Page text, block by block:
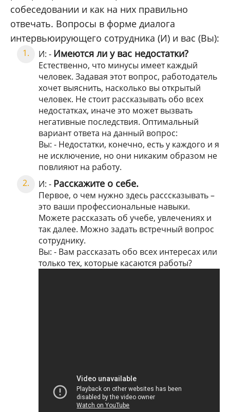
собеседовании и как на них правильно
отвечать. Вопросы в форме диалога
интервьюирующего сотрудника (И) и вас (Вы):
И: - Имеются ли у вас недостатки?
Естественно, что минусы имеет каждый
человек. Задавая этот вопрос, работодатель
хочет выяснить, насколько вы открытый
человек. Не стоит рассказывать обо всех
недостатках, иначе это может вызвать
негативные последствия. Оптимальный
вариант ответа на данный вопрос:
Вы: - Недостатки, конечно, есть у каждого и я
не исключение, но они никаким образом не
повлияют на работу.
И: - Расскажите о себе.
Первое, о чем нужно здесь расссказывать –
это ваши профессиональные навыки.
Можете рассказать об учебе, увлечениях и
так далее. Можно задать встречный вопрос
сотруднику.
Вы: - Вам рассказать обо всех интересах или
только тех, которые касаются работы?